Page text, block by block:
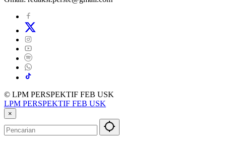
© LPM PERSPEKTIF FEB USK
LPM PERSPEKTIF FEB USK
×